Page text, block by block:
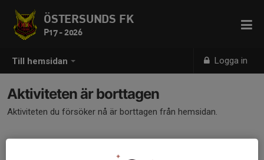
Till hemsidan Logga in
ÖSTERSUNDS FK
P17 - 2026
Aktiviteten är borttagen
Aktiviteten du försöker nå är borttagen från hemsidan.